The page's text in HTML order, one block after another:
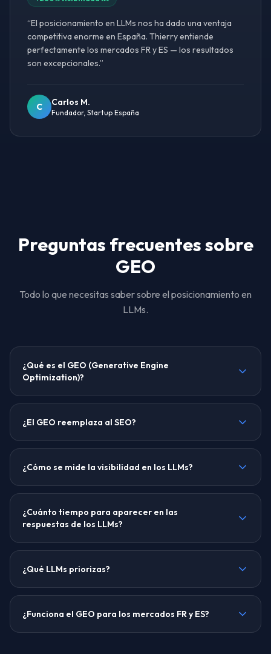
“El posicionamiento en LLMs nos ha dado una ventaja
competitiva enorme en España. Thierry entiende
perfectamente los mercados FR y ES — los resultados
son excepcionales.”
C Carlos M.
Fundador, Startup España
Preguntas frecuentes sobre
GEO
Todo lo que necesitas saber sobre el posicionamiento en
LLMs.
¿Qué es el GEO (Generative Engine
Optimization)?
¿El GEO reemplaza al SEO?
¿Cómo se mide la visibilidad en los LLMs?
¿Cuánto tiempo para aparecer en las
respuestas de los LLMs?
¿Qué LLMs priorizas?
¿Funciona el GEO para los mercados FR y ES?